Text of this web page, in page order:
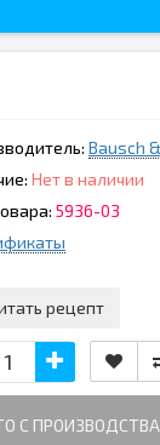
Bausch
Нет в наличии
5936-03
рецепт
С ПРОИЗВОДСТВА